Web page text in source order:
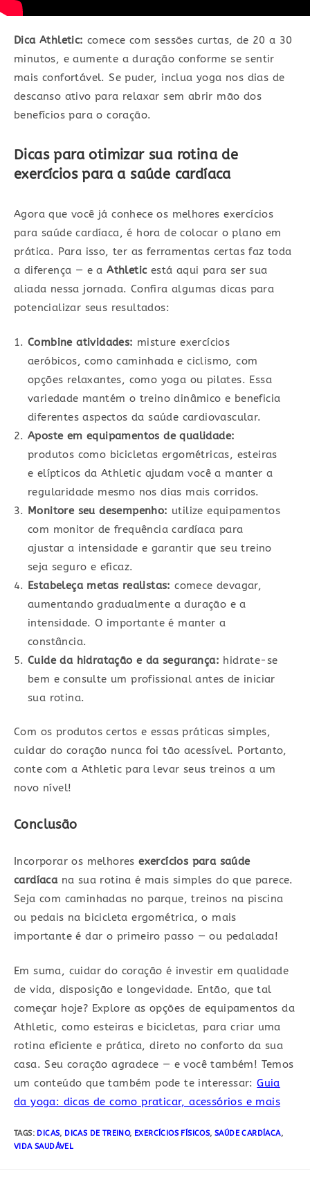
Dica Athletic: comece com sessões curtas, de 20 a 30
minutos, e aumente a duração conforme se sentir
mais confortável. Se puder, inclua yoga nos dias de
descanso ativo para relaxar sem abrir mão dos
benefícios para o coração.
Dicas para otimizar sua rotina de
exercícios para a saúde cardíaca
Agora que você já conhece os melhores exercícios
para saúde cardíaca, é hora de colocar o plano em
prática. Para isso, ter as ferramentas certas faz toda
a diferença — e aAthleticestá aqui para ser sua
aliada nessa jornada. Confira algumas dicas para
potencializar seus resultados:
Combine atividades: misture exercícios
aeróbicos, como caminhada e ciclismo, com
opções relaxantes, como yoga ou pilates. Essa
variedade mantém o treino dinâmico e beneficia
diferentes aspectos da saúde cardiovascular.
Aposte em equipamentos de qualidade:
produtos como bicicletas ergométricas, esteiras
e elípticos da Athletic ajudam você a manter a
regularidade mesmo nos dias mais corridos.
Monitore seu desempenho: utilize equipamentos
com monitor de frequência cardíaca para
ajustar a intensidade e garantir que seu treino
seja seguro e eficaz.
Estabeleça metas realistas: comece devagar,
aumentando gradualmente a duração e a
intensidade. O importante é manter a
constância.
Cuide da hidratação e da segurança: hidrate-se
bem e consulte um profissional antes de iniciar
sua rotina.
Com os produtos certos e essas práticas simples,
cuidar do coração nunca foi tão acessível. Portanto,
conte com a Athletic para levar seus treinos a um
novo nível!
Conclusão
Incorporar os melhoresexercícios para saúde
cardíacana sua rotina é mais simples do que parece.
Seja com caminhadas no parque, treinos na piscina
ou pedais na bicicleta ergométrica, o mais
importante é dar o primeiro passo — ou pedalada!
Em suma, cuidar do coração é investir em qualidade
de vida, disposição e longevidade. Então, que tal
começar hoje? Explore as opções de equipamentos da
Athletic, como esteiras e bicicletas, para criar uma
rotina eficiente e prática, direto no conforto da sua
casa. Seu coração agradece — e você também! Temos
um conteúdo que também pode te interessar:Guia
da yoga: dicas de como praticar, acessórios e mais
TAGS: DICAS, DICAS DE TREINO, EXERCÍCIOS FÍSICOS, SAÚDE CARDÍACA,
VIDA SAUDÁVEL